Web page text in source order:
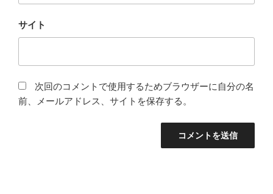
サイト
次回のコメントで使用するためブラウザーに自分の名
前、メールアドレス、サイトを保存する。